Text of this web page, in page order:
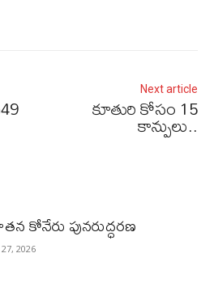
Next article
కూతురి కోసం 15
కాన్పులు..
కోనేరు పున‌రుద్ధ‌ర‌ణ
2026